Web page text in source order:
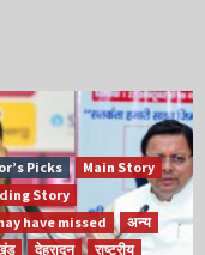
Picks
Main Story
Story
have missed
अन्य
देहरादून राष्ट्रीय